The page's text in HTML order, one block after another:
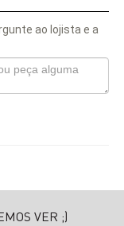
ao lojista e a
VER ;)